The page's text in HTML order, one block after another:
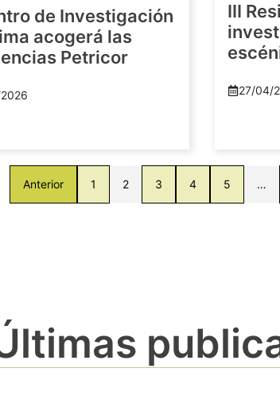
de Investigación
acogerá las
Petricor
III
27/04/
Anterior 1 2 3 4 5 …